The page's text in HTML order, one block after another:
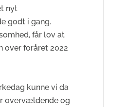
nyt
godt i gang.
får lov at
over foråret 2022
kunne vi da
overvældende og